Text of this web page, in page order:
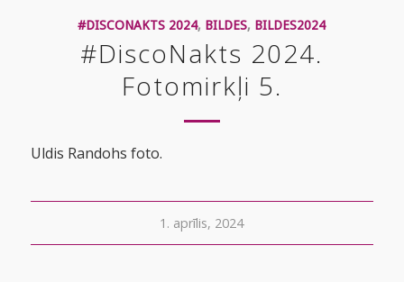
#DISCONAKTS 2024, BILDES, BILDES2024
#DiscoNakts 2024.
Fotomirkļi 5.
Uldis Randohs foto.
1. aprīlis, 2024